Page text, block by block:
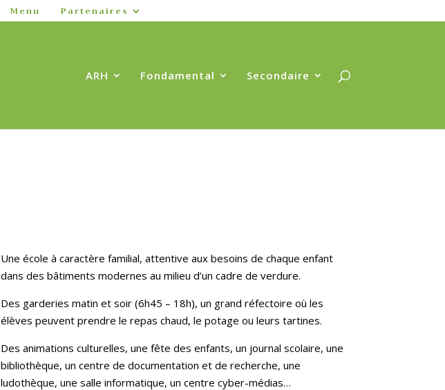
Menu Partenaires
ARH Fondamental Secondaire
Une école à caractère familial, attentive aux besoins de chaque enfant
dans des bâtiments modernes au milieu d’un cadre de verdure.
Des garderies matin et soir (6h45 – 18h), un grand réfectoire où les
élèves peuvent prendre le repas chaud, le potage ou leurs tartines.
Des animations culturelles, une fête des enfants, un journal scolaire, une
bibliothèque, un centre de documentation et de recherche, une
ludothèque, une salle informatique, un centre cyber-médias…